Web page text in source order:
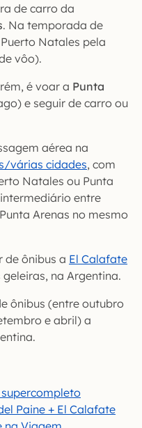
de carro da
. Na temporada de
Natales pela
vôo).
é voar a Punta
e seguir de carro ou
aérea na
várias cidades, com
Natales ou Punta
entre
Arenas no mesmo
de ônibus a El Calafate
na Argentina.
ônibus (entre outubro
e abril) a
Paine + El Calafate